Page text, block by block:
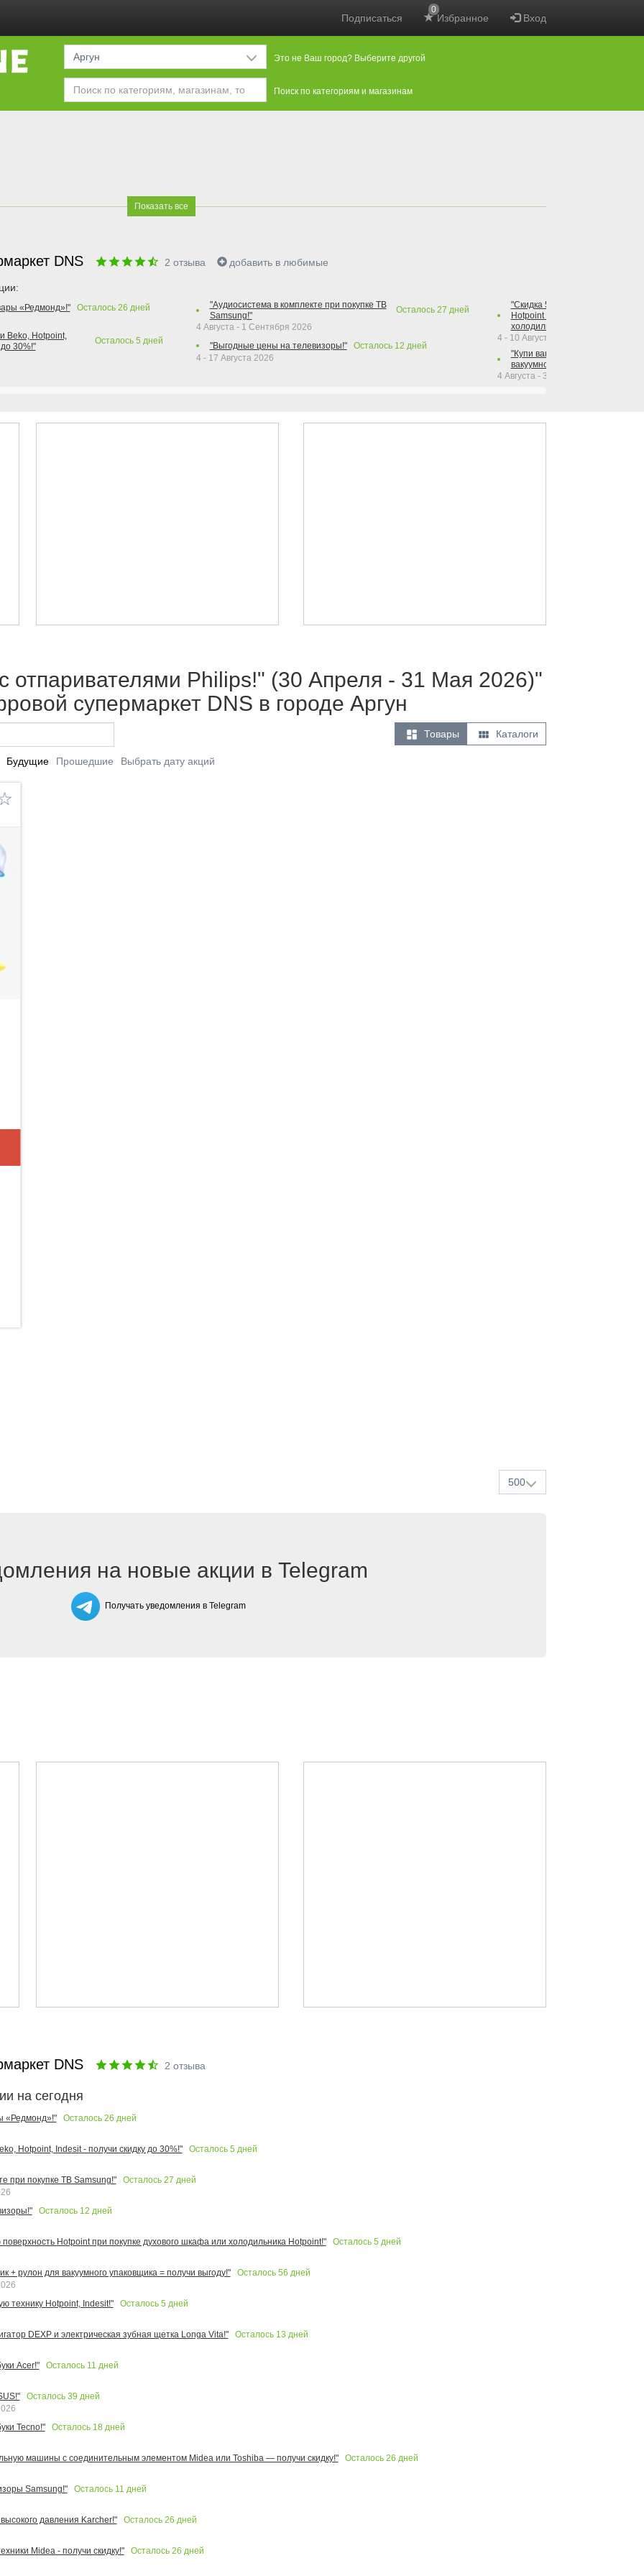
Подписаться Избранное
0
Вход
Аргун Это не Ваш город? Выберите другой
Поиск по категориям и магазинам
Показать все
DNS 2 отзыва добавить в любимые
«Редмонд»!" Осталось 26 дней
Beko, Hotpoint,
30%!"
Осталось 5 дней
"Аудиосистема в комплекте при покупке ТВ
Samsung!"
Осталось 27 дней
4 Августа - 1 Сентября 2026
"Выгодные цены на телевизоры!"
Осталось 12 дней
4 - 17 Августа 2026
"Скидка 50% на варочную
Hotpoint при покупке духового
холодильника Hotpoint!"
4 - 10 Августа 2026
"Купи вакуумный упаковщик +
вакуумного упаковщика =
4 Августа - 30 Сентября 2026
отпаривателями Philips!" (30 Апреля - 31 Мая 2026)"
супермаркет DNS в городе Аргун
 Товары  Каталоги
Будущие Прошедшие Выбрать дату акций
500
на новые акции в Telegram
Получать уведомления в Telegram
DNS 2 отзыва
на сегодня
«Редмонд»!" Осталось 26 дней
Hotpoint, Indesit - получи скидку до 30%!" Осталось 5 дней
при покупке ТВ Samsung!" Осталось 27 дней
Осталось 12 дней
Hotpoint при покупке духового шкафа или холодильника Hotpoint!" Осталось 5 дней
+ рулон для вакуумного упаковщика = получи выгоду!" Осталось 56 дней
технику Hotpoint, Indesit!"
Осталось 5 дней
DEXP и электрическая зубная щетка Longa Vita!" Осталось 13 дней
Acer!" Осталось 11 дней
Осталось 39 дней
Tecno!"
Осталось 18дней
машины с соединительным элементом Midea или Toshiba — получи скидку!" Осталось 26 дней
Samsung!" Осталось 11 дней
давления Karcher!" Осталось 26 дней
Midea - получи скидку!" Осталось 26 дней